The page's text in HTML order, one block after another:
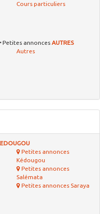
Cours particuliers
Petites annonces AUTRES
Autres
Petites annonces
Kédougou
Petites annonces
Salémata
Petites annonces Saraya